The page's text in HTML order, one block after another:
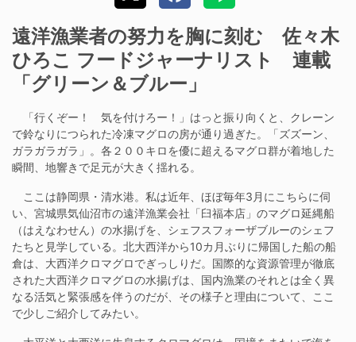
遠洋漁業者の努力を胸に刻む 佐々木
ひろこ フードジャーナリスト 連載
「グリーン＆ブルー」
「行くぞー！ 気を付けろー！」はっと振り向くと、クレーン
で鈴なりにつられた冷凍マグロの房が通り過ぎた。「ズズーン、
ガラガラガラ」。各２００キロを優に超えるマグロ群が着地した
瞬間、地響きで足元が大きく揺れる。
ここは静岡県・清水港。私は近年、ほぼ毎年3 月にこちらに伺
い、宮城県気仙沼市の遠洋漁業会社「臼福本店」のマグロ延縄船
（はえなわせん）の水揚げを、シェフスフォーザブルーのシェフ
たちと見学している。北大西洋から10カ月ぶりに帰国した船の船
倉は、大西洋クロマグロでぎっしりだ。国際的な資源管理が徹底
された大西洋クロマグロの水揚げは、国内漁業のそれとは全く異
なる活気と緊張感を伴うのだが、その様子と理由について、ここ
で少しご紹介してみたい。